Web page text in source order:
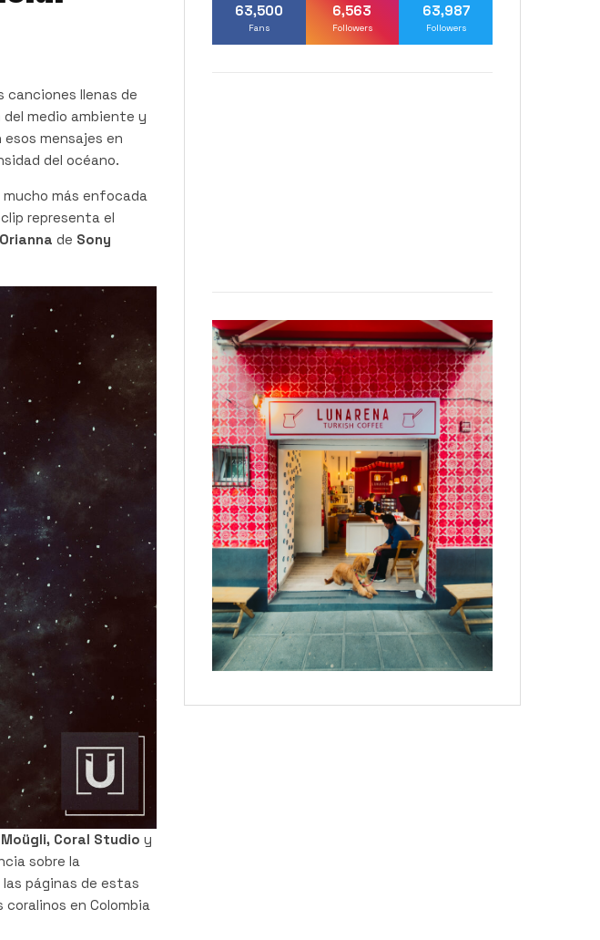
canciones llenas de
medio ambiente y
esos mensajes en
del océano.
mucho más enfocada
representa el
Orianna de Sony
Moügli, Coral Studio y
sobre la
páginas de estas
en Colombia
63,500
Fans
6,563
Followers
63,987
Followers